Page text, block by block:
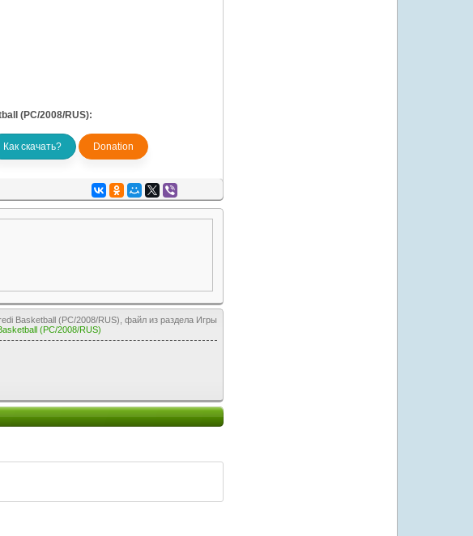
(PC/2008/RUS):
Как скачать? Donation
Basketball (PC/2008/RUS), файл из раздела Игры
(PC/2008/RUS)